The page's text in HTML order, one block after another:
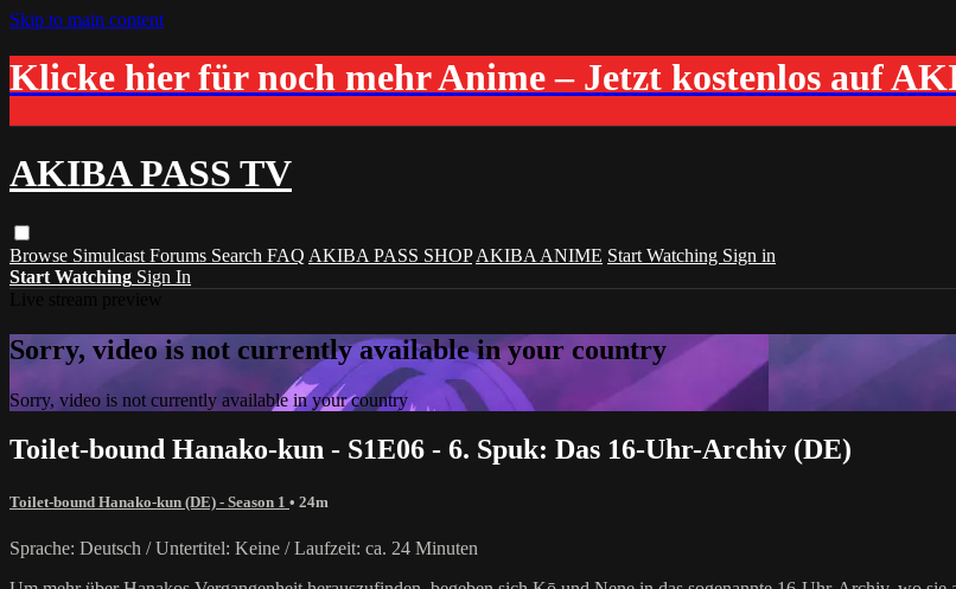
Skip to main content
Klicke hier für noch mehr Anime – Jetzt kostenlos auf
AKIBA PASS TV
Browse Simulcast Forums Search FAQ AKIBA PASS SHOP AKIBA ANIME Start Watching Sign in
Start Watching Sign In
Sorry, video is not currently available in your country
Sorry, video is not currently available in your country
Toilet-bound Hanako-kun - S1E06 - 6. Spuk: Das 16-Uhr-Archiv (DE)
Toilet-bound Hanako-kun (DE) - Season 1 • 24m
Sprache: Deutsch / Untertitel: Keine / Laufzeit: ca. 24 Minuten